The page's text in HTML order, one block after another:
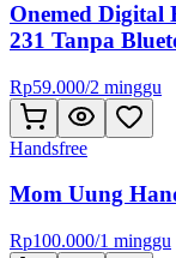
Onemed Digital
231 Tanpa
Rp59.000/2 minggu
Handsfree
Mom Uung
Rp100.000/1 minggu